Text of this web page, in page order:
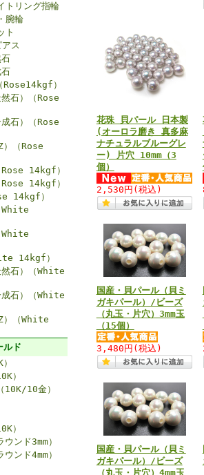
トリング指輪
腕輪
ト
ス
Rose14kgf）
石）（Rose
石）（Rose
）（Rose
Rose 14kgf）
Rose 14kgf）
14kgf）
White
White
14kgf）
然石）（White
成石）（White
）（White
ルド
）
10K/10金）
）
ンド3mm）
ンド4mm）
花珠 貝パール 日本製
(オーロラ磨き 真多麻
ナチュラルブルーグレ
ー) 片穴 10mm（3
個）
2,530円 (税込)
国産・貝パール（貝ミ
ガキパール）/ビーズ
（丸玉・片穴）3mm玉
（15個）
3,480円 (税込)
国産・貝パール（貝ミ
ガキパール）/ビーズ
（丸玉・片穴）4mm玉